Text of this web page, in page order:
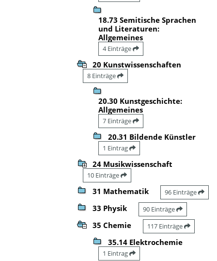
18.73 Semitische Sprachen
und Literaturen:
Allgemeines
4 Einträge
20 Kunstwissenschaften
8 Einträge
20.30 Kunstgeschichte:
Allgemeines
7 Einträge
20.31 Bildende Künstler
1 Eintrag
24 Musikwissenschaft
10 Einträge
31 Mathematik 96 Einträge
33 Physik 90 Einträge
35 Chemie 117 Einträge
35.14 Elektrochemie
1 Eintrag